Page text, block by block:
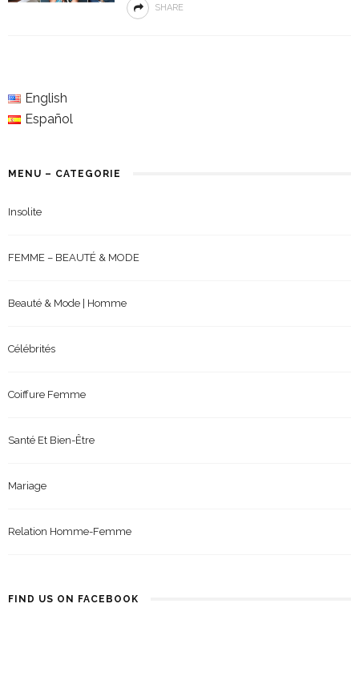
SHARE
English
Español
MENU – CATEGORIE
Insolite
FEMME – BEAUTÉ & MODE
Beauté & Mode | Homme
Célébrités
Coiffure Femme
Santé Et Bien-Être
Mariage
Relation Homme-Femme
FIND US ON FACEBOOK